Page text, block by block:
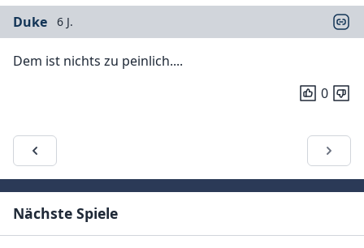
Duke 6 J.
Dem ist nichts zu peinlich....
0
Nächste Spiele